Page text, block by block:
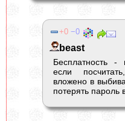
0 0
beast
Бесплатность -
если
вложено в
потерять пароль